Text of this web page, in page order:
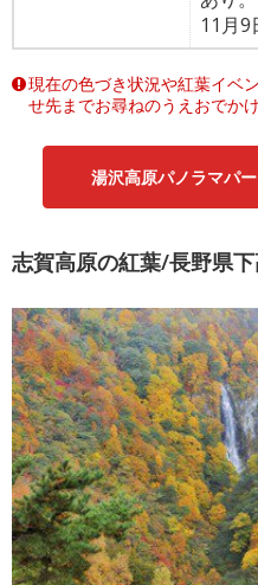
11月9
現在の色づき状況や紅葉イベ
せ先までお尋ねのうえおでかけ
湯沢高原パノラマパ
志賀高原の紅葉/長野県